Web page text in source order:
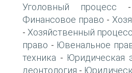
Уголовный процесс
Финансовое право -
- Хозяйственный процесс
право - Ювенальное
техника - Юридическая
деонтология -